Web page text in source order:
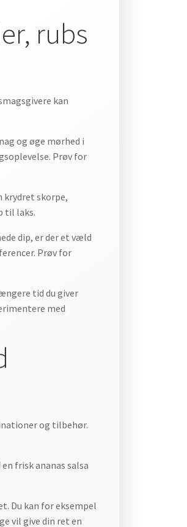
rubs
kan
og øge mørhed i
Prøv for
krydret skorpe,
til laks.
dip, er der et væld
Prøv for
tid du giver
med
og tilbehør.
frisk ananas salsa
Du kan for eksempel
vil give din ret en